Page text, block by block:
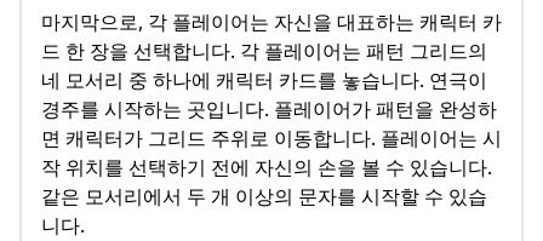
마지막으로, 각 플레이어는 자신을 대표하는 캐릭터 카
드 한 장을 선택합니다. 각 플레이어는 패턴 그리드의
네 모서리 중 하나에 캐릭터 카드를 놓습니다. 연극이
경주를 시작하는 곳입니다. 플레이어가 패턴을 완성하
면 캐릭터가 그리드 주위로 이동합니다. 플레이어는 시
작 위치를 선택하기 전에 자신의 손을 볼 수 있습니다.
같은 모서리에서 두 개 이상의 문자를 시작할 수 있습
니다.